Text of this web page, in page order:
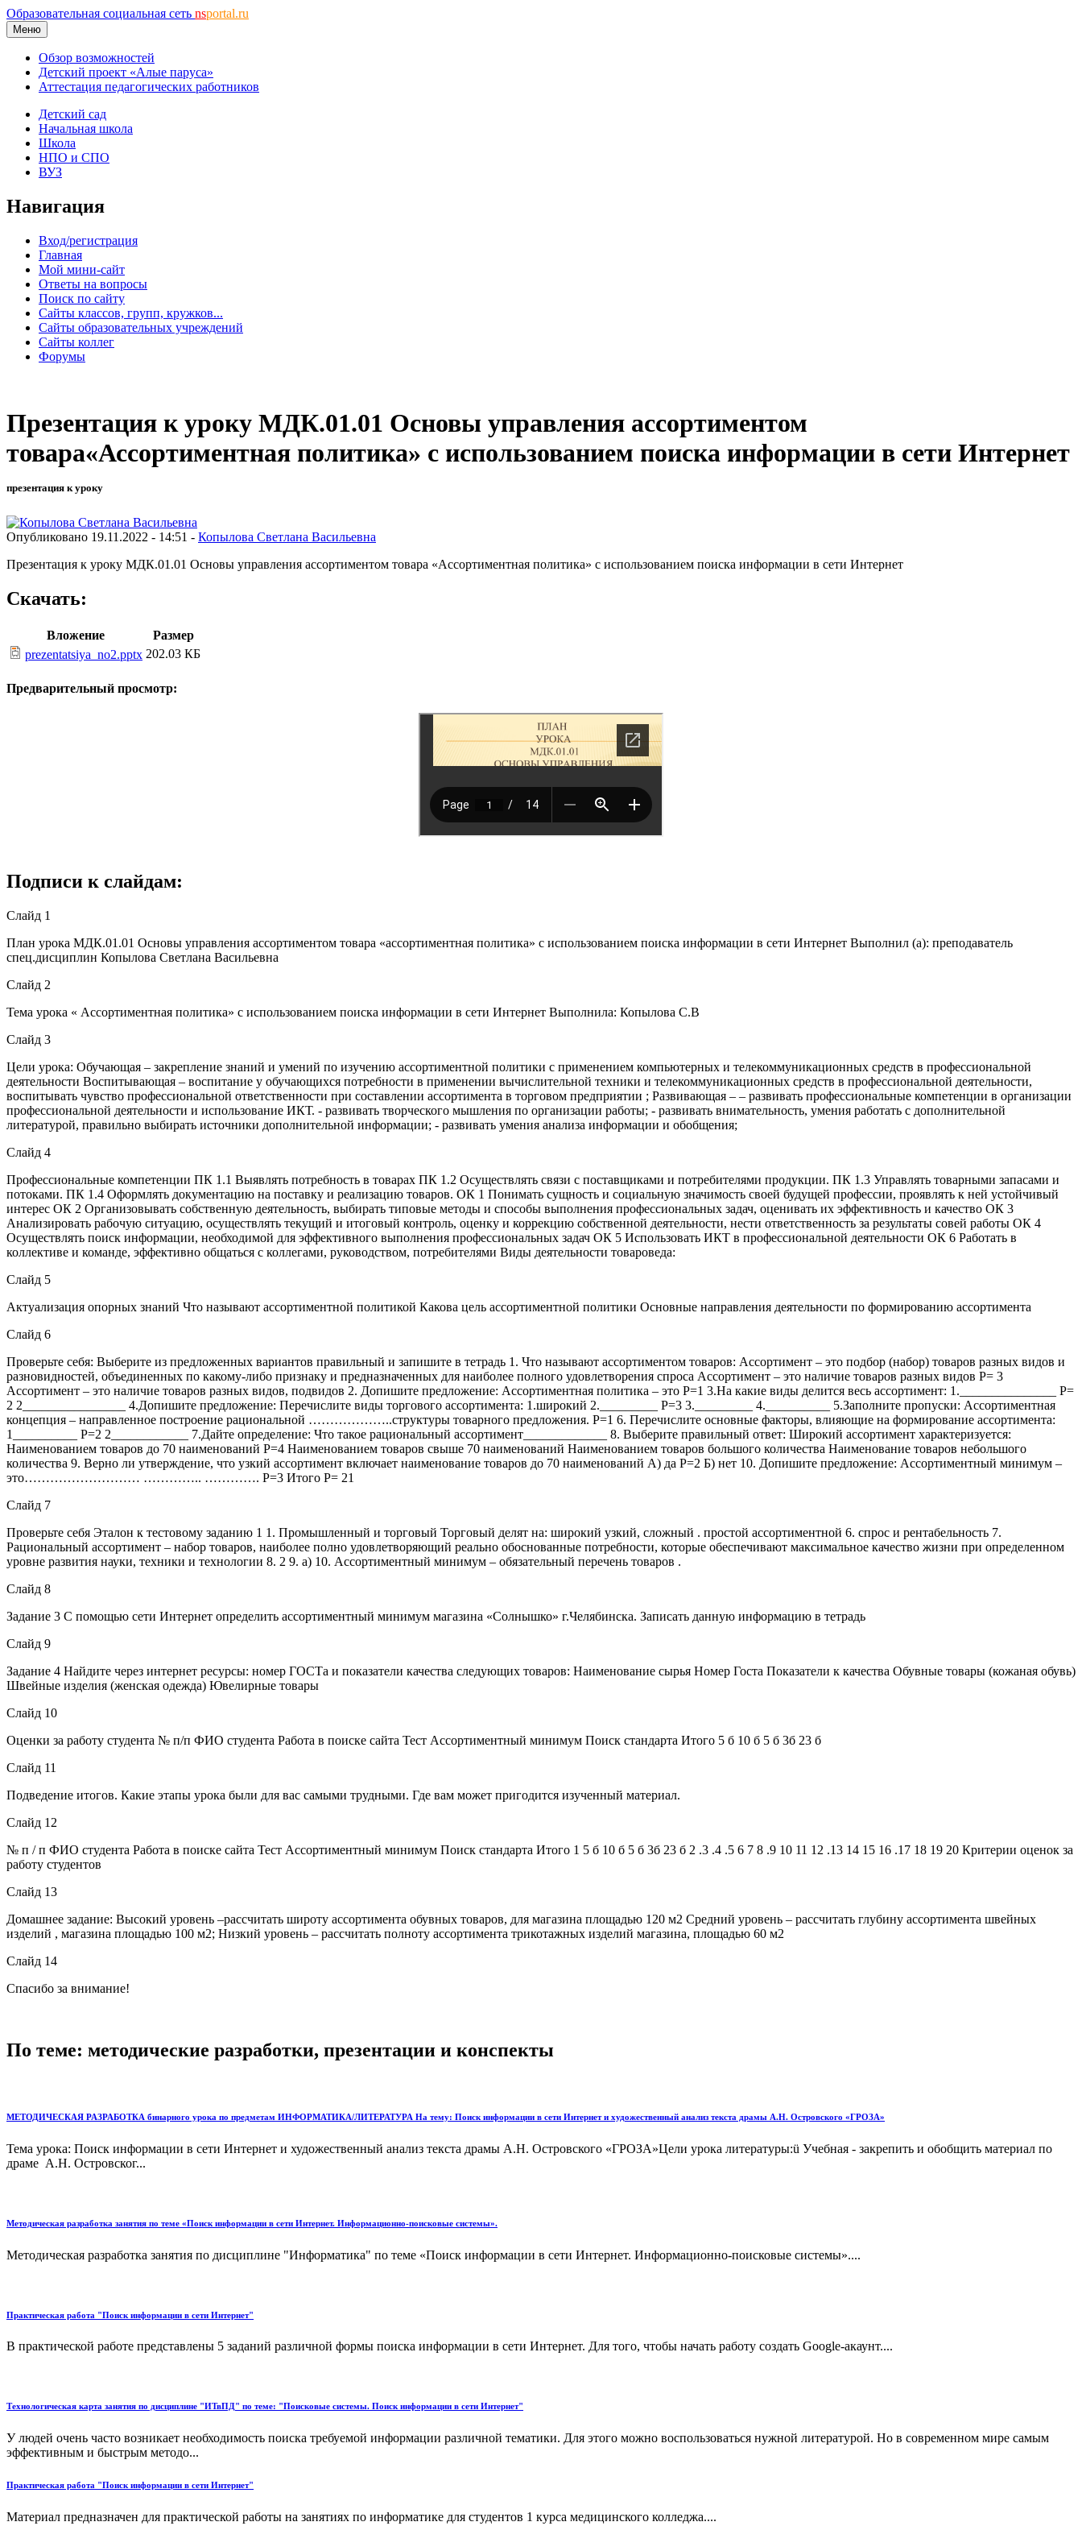
Образовательная социальная сеть nsportal.ru
Меню
Обзор возможностей
Детский проект «Алые паруса»
Аттестация педагогических работников
Детский сад
Начальная школа
Школа
НПО и СПО
ВУЗ
Навигация
Вход/регистрация
Главная
Мой мини-сайт
Ответы на вопросы
Поиск по сайту
Сайты классов, групп, кружков...
Сайты образовательных учреждений
Сайты коллег
Форумы
Презентация к уроку МДК.01.01 Основы управления ассортиментом
товара«Ассортиментная политика» с использованием поиска информации в сети Интернет
презентация к уроку
Опубликовано 19.11.2022 - 14:51 - Копылова Светлана Васильевна
Презентация к уроку МДК.01.01 Основы управления ассортиментом товара «Ассортиментная политика» с использованием поиска информации в сети Интернет
Скачать:
Вложение
Размер
prezentatsiya_no2.pptx 202.03 КБ
Предварительный просмотр:
Подписи к слайдам:
Слайд 1
План урока МДК.01.01 Основы управления ассортиментом товара «ассортиментная политика» с использованием поиска информации в сети Интернет Выполнил (а): преподаватель
спец.дисциплин Копылова Светлана Васильевна
Слайд 2
Тема урока « Ассортиментная политика» с использованием поиска информации в сети Интернет Выполнила: Копылова С.В
Слайд 3
Цели урока: Обучающая – закрепление знаний и умений по изучению ассортиментной политики с применением компьютерных и телекоммуникационных средств в профессиональной
деятельности Воспитывающая – воспитание у обучающихся потребности в применении вычислительной техники и телекоммуникационных средств в профессиональной деятельности,
воспитывать чувство профессиональной ответственности при составлении ассортимента в торговом предприятии ; Развивающая – – развивать профессиональные компетенции в организации
профессиональной деятельности и использование ИКТ. - развивать творческого мышления по организации работы; - развивать внимательность, умения работать с дополнительной
литературой, правильно выбирать источники дополнительной информации; - развивать умения анализа информации и обобщения;
Слайд 4
Профессиональные компетенции ПК 1.1 Выявлять потребность в товарах ПК 1.2 Осуществлять связи с поставщиками и потребителями продукции. ПК 1.3 Управлять товарными запасами и
потоками. ПК 1.4 Оформлять документацию на поставку и реализацию товаров. ОК 1 Понимать сущность и социальную значимость своей будущей профессии, проявлять к ней устойчивый
интерес ОК 2 Организовывать собственную деятельность, выбирать типовые методы и способы выполнения профессиональных задач, оценивать их эффективность и качество ОК 3
Анализировать рабочую ситуацию, осуществлять текущий и итоговый контроль, оценку и коррекцию собственной деятельности, нести ответственность за результаты совей работы ОК 4
Осуществлять поиск информации, необходимой для эффективного выполнения профессиональных задач ОК 5 Использовать ИКТ в профессиональной деятельности ОК 6 Работать в
коллективе и команде, эффективно общаться с коллегами, руководством, потребителями Виды деятельности товароведа:
Слайд 5
Актуализация опорных знаний Что называют ассортиментной политикой Какова цель ассортиментной политики Основные направления деятельности по формированию ассортимента
Слайд 6
Проверьте себя: Выберите из предложенных вариантов правильный и запишите в тетрадь 1. Что называют ассортиментом товаров: Ассортимент – это подбор (набор) товаров разных видов и
разновидностей, объединенных по какому-либо признаку и предназначенных для наиболее полного удовлетворения спроса Ассортимент – это наличие товаров разных видов Р= 3
Ассортимент – это наличие товаров разных видов, подвидов 2. Допишите предложение: Ассортиментная политика – это Р=1 3.На какие виды делится весь ассортимент: 1._______________ Р=
2 2________________ 4.Допишите предложение: Перечислите виды торгового ассортимента: 1.широкий 2._________ Р=3 3._________ 4.__________ 5.Заполните пропуски: Ассортиментная
концепция – направленное построение рациональной ………………..структуры товарного предложения. Р=1 6. Перечислите основные факторы, влияющие на формирование ассортимента:
1__________ Р=2 2____________ 7.Дайте определение: Что такое рациональный ассортимент_____________ 8. Выберите правильный ответ: Широкий ассортимент характеризуется:
Наименованием товаров до 70 наименований Р=4 Наименованием товаров свыше 70 наименований Наименованием товаров большого количества Наименование товаров небольшого
количества 9. Верно ли утверждение, что узкий ассортимент включает наименование товаров до 70 наименований А) да Р=2 Б) нет 10. Допишите предложение: Ассортиментный минимум –
это……………………… ………….. …………. Р=3 Итого Р= 21
Слайд 7
Проверьте себя Эталон к тестовому заданию 1 1. Промышленный и торговый Торговый делят на: широкий узкий, сложный . простой ассортиментной 6. спрос и рентабельность 7.
Рациональный ассортимент – набор товаров, наиболее полно удовлетворяющий реально обоснованные потребности, которые обеспечивают максимальное качество жизни при определенном
уровне развития науки, техники и технологии 8. 2 9. а) 10. Ассортиментный минимум – обязательный перечень товаров .
Слайд 8
Задание 3 С помощью сети Интернет определить ассортиментный минимум магазина «Солнышко» г.Челябинска. Записать данную информацию в тетрадь
Слайд 9
Задание 4 Найдите через интернет ресурсы: номер ГОСТа и показатели качества следующих товаров: Наименование сырья Номер Госта Показатели к качества Обувные товары (кожаная обувь)
Швейные изделия (женская одежда) Ювелирные товары
Слайд 10
Оценки за работу студента № п/п ФИО студента Работа в поиске сайта Тест Ассортиментный минимум Поиск стандарта Итого 5 б 10 б 5 б 3б 23 б
Слайд 11
Подведение итогов. Какие этапы урока были для вас самыми трудными. Где вам может пригодится изученный материал.
Слайд 12
№ п / п ФИО студента Работа в поиске сайта Тест Ассортиментный минимум Поиск стандарта Итого 1 5 б 10 б 5 б 3б 23 б 2 .3 .4 .5 6 7 8 .9 10 11 12 .13 14 15 16 .17 18 19 20 Критерии оценок за
работу студентов
Слайд 13
Домашнее задание: Высокий уровень –рассчитать широту ассортимента обувных товаров, для магазина площадью 120 м2 Средний уровень – рассчитать глубину ассортимента швейных
изделий , магазина площадью 100 м2; Низкий уровень – рассчитать полноту ассортимента трикотажных изделий магазина, площадью 60 м2
Слайд 14
Спасибо за внимание!
По теме: методические разработки, презентации и конспекты
МЕТОДИЧЕСКАЯ РАЗРАБОТКА бинарного урока по предметам ИНФОРМАТИКА/ЛИТЕРАТУРА На тему: Поиск информации в сети Интернет и художественный анализ текста драмы А.Н. Островского «ГРОЗА»
Тема урока: Поиск информации в сети Интернет и художественный анализ текста драмы А.Н. Островского «ГРОЗА»Цели урока литературы:ü Учебная - закрепить и обобщить материал по
драме А.Н. Островског...
Методическая разработка занятия по теме «Поиск информации в сети Интернет. Информационно-поисковые системы».
Методическая разработка занятия по дисциплине "Информатика" по теме «Поиск информации в сети Интернет. Информационно-поисковые системы»....
Практическая работа "Поиск информации в сети Интернет"
В практической работе представлены 5 заданий различной формы поиска информации в сети Интернет. Для того, чтобы начать работу создать Google-акаунт....
Технологическая карта занятия по дисциплине "ИТвПД" по теме: "Поисковые системы. Поиск информации в сети Интернет"
У людей очень часто возникает необходимость поиска требуемой информации различной тематики. Для этого можно воспользоваться нужной литературой. Но в современном мире самым
эффективным и быстрым методо...
Практическая работа "Поиск информации в сети Интернет"
Материал предназначен для практической работы на занятиях по информатике для студентов 1 курса медицинского колледжа....